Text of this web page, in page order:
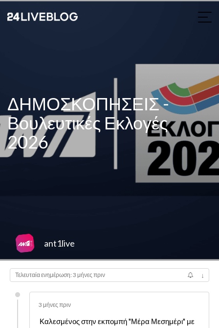
ΔΗΜΟΣΚΟΠΗΣΕΙΣ -
Βουλευτικές Εκλογές
2026
ant1live
Τελευταία ενημέρωση: 3 μήνες πριν ↓
3 μήνες πριν
Καλεσμένος στην εκπομπή "Μέρα Μεσημέρι" με